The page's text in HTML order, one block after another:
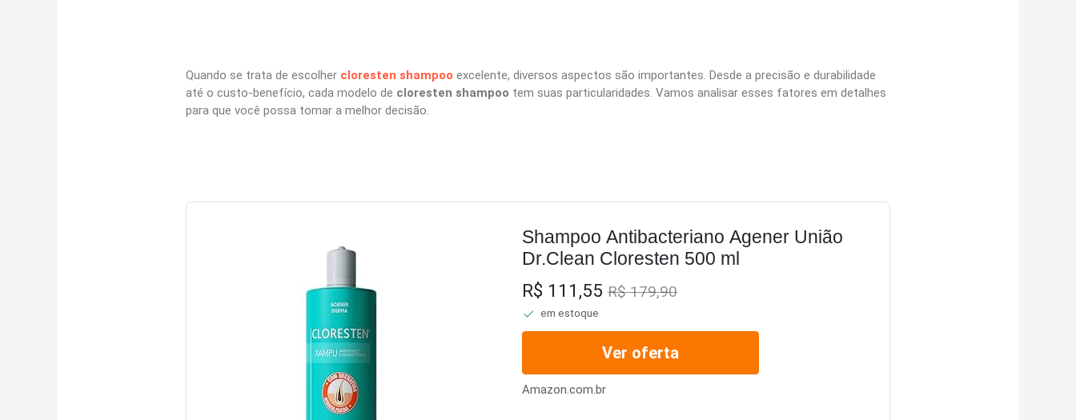
Quando se trata de escolher cloresten shampoo excelente, diversos aspectos são importantes. Desde a precisão e durabilidade
até o custo-benefício, cada modelo de cloresten shampoo tem suas particularidades. Vamos analisar esses fatores em detalhes
para que você possa tomar a melhor decisão.
Shampoo Antibacteriano Agener União
Dr.Clean Cloresten 500 ml
R$ 111,55 R$ 179,90
em estoque
Ver oferta
Amazon.com.br